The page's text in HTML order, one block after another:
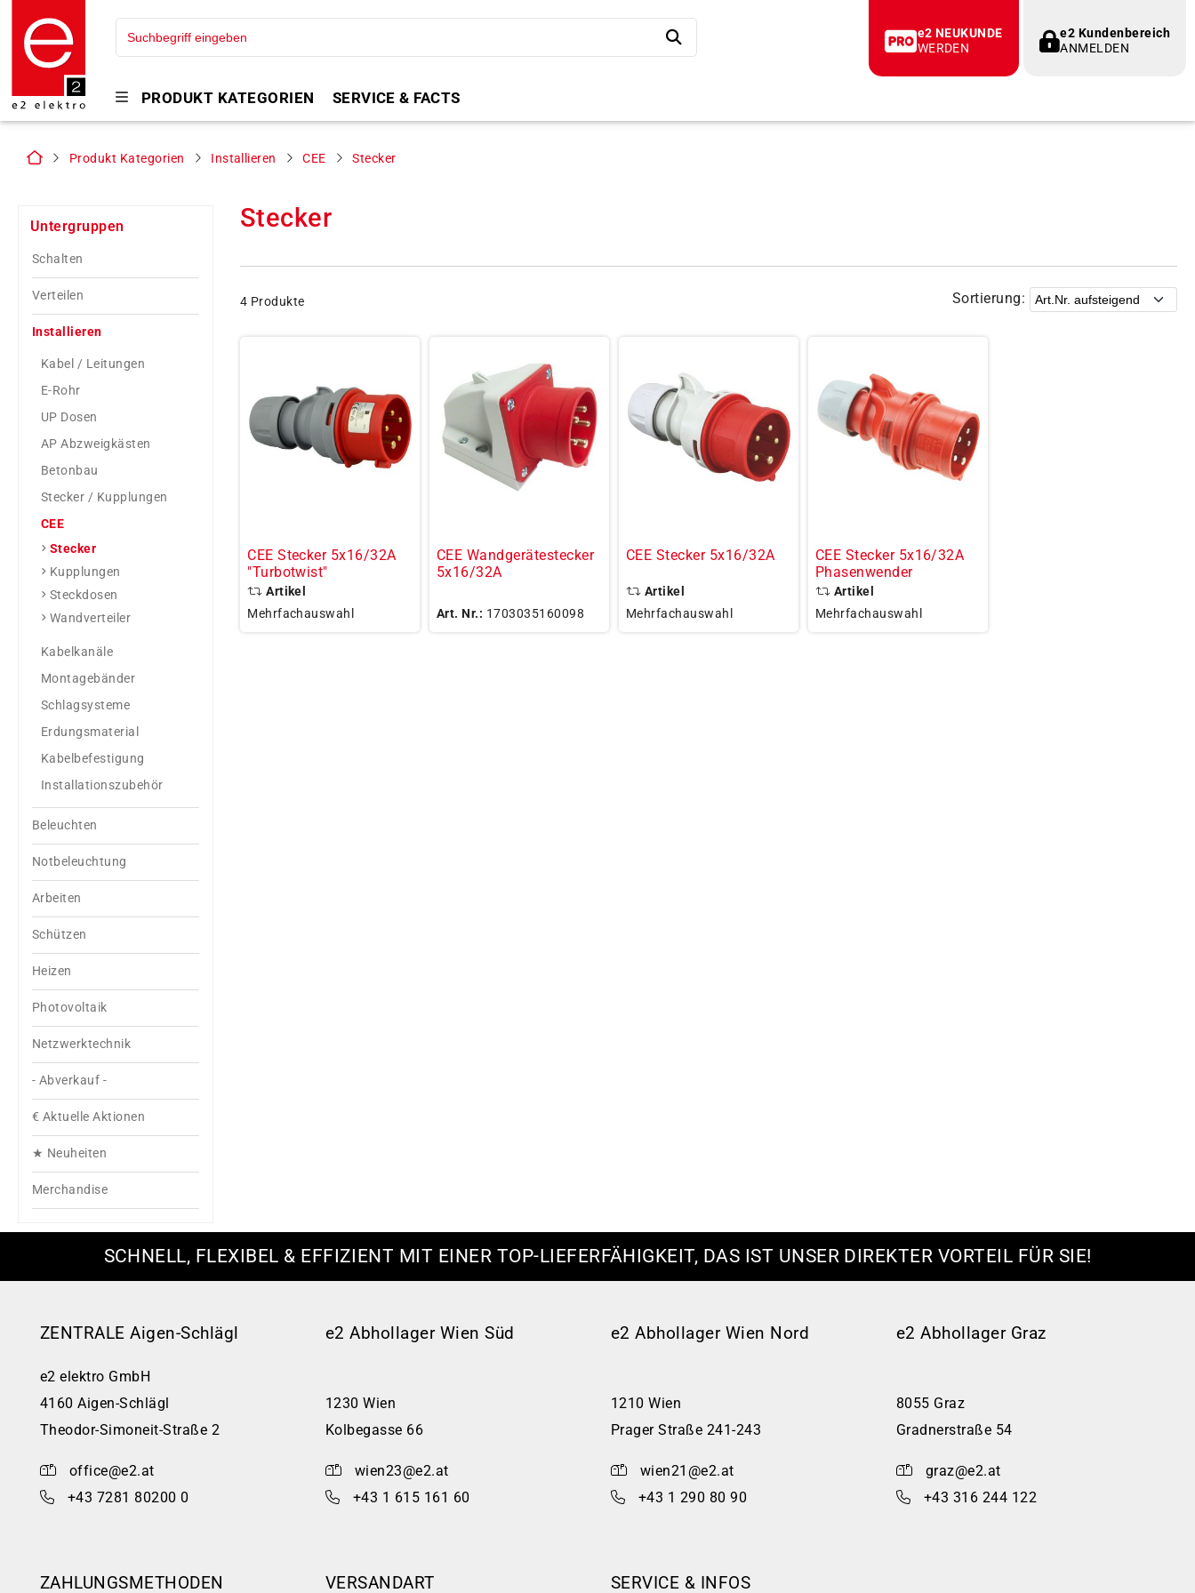
e2 Kundenbereich
ANMELDEN
e2 NEUKUNDE
WERDEN
PRODUKT KATEGORIEN SERVICE & FACTS
Produkt Kategorien Installieren CEE Stecker
Untergruppen
Schalten
Verteilen
Installieren
Kabel / Leitungen
E-Rohr
UP Dosen
AP Abzweigkästen
Betonbau
Stecker / Kupplungen
CEE
Stecker
Kupplungen
Steckdosen
Wandverteiler
Kabelkanäle
Montagebänder
Schlagsysteme
Erdungsmaterial
Kabelbefestigung
Installationszubehör
Beleuchten
Notbeleuchtung
Arbeiten
Schützen
Heizen
Photovoltaik
Netzwerktechnik
- Abverkauf -
€ Aktuelle Aktionen
★ Neuheiten
Merchandise
Stecker
4 Produkte Sortierung:
CEE Stecker 5x16/32A
"Turbotwist"
Artikel
Mehrfachauswahl
CEE Wandgerätestecker
5x16/32A
Art. Nr.: 1703035160098
CEE Stecker 5x16/32A
Artikel
Mehrfachauswahl
CEE Stecker 5x16/32A
Phasenwender
Artikel
Mehrfachauswahl
SCHNELL, FLEXIBEL & EFFIZIENT MIT EINER TOP-LIEFERFÄHIGKEIT, DAS IST UNSER DIREKTER VORTEIL FÜR SIE!
ZENTRALE Aigen-Schlägl
e2 elektro GmbH
4160 Aigen-Schlägl
Theodor-Simoneit-Straße 2
office@e2.at
+43 7281 80200 0
e2 Abhollager Wien Süd
1230 Wien
Kolbegasse 66
wien23@e2.at
+43 1 615 161 60
e2 Abhollager Wien Nord
1210 Wien
Prager Straße 241-243
wien21@e2.at
+43 1 290 80 90
e2 Abhollager Graz
8055 Graz
Gradnerstraße 54
graz@e2.at
+43 316 244 122
ZAHLUNGSMETHODEN VERSANDART SERVICE & INFOS